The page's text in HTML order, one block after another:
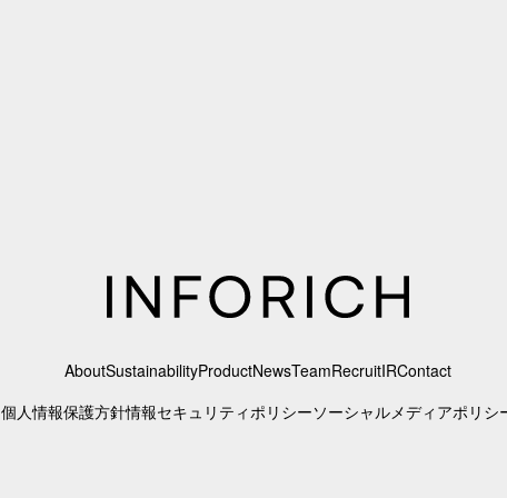
AboutSustainabilityProductNewsTeamRecruitIRContact
個人情報保護方針情報セキュリティポリシーソーシャルメディアポリシ